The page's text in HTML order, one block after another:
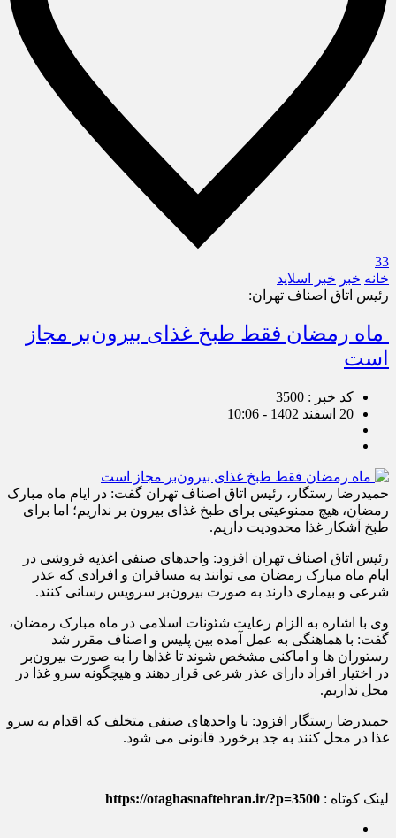
33
خانه خبر خبر اسلايد
رئیس اتاق اصناف تهران:
ماه رمضان فقط طبخ غذای بیرون‌بر مجاز
است
کد خبر : 3500
20 اسفند 1402 - 10:06
حمیدرضا رستگار، رئیس اتاق اصناف تهران گفت: در ایام ماه مبارک
رمضان، هیچ ممنوعیتی برای طبخ غذای بیرون بر نداریم؛ اما برای
طبخ آشکار غذا محدودیت داریم.
رئیس اتاق اصناف تهران افزود: واحدهای صنفی اغذیه فروشی در
ایام ماه مبارک رمضان می توانند به مسافران و افرادی که عذر
شرعی و بیماری دارند به صورت بیرون‌بر سرویس رسانی کنند.
وی با اشاره به الزام رعایت شئونات اسلامی در ماه مبارک رمضان،
گفت: با هماهنگی به عمل آمده بین پلیس و اصناف مقرر شد
رستوران ها و اماکنی مشخص شوند تا غذاها را به صورت بیرون‌بر
در اختیار افراد دارای عذر شرعی قرار دهند و هیچگونه سرو غذا در
محل نداریم.
حمیدرضا رستگار افزود: با واحدهای صنفی متخلف که اقدام به سرو
غذا در محل کنند به جد برخورد قانونی می شود.
لینک کوتاه : https://otaghasnaftehran.ir/?p=3500